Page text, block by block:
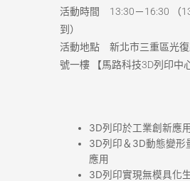
活動時間 13:30－16:30 （
到）
活動地點 新北市三重區光復
號一樓 【馬路科技3D列印中
3D列印於工業創新應用
3D列印＆3D動態變形
應用
3D列印實現無模具化